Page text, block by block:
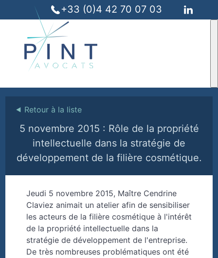
+33 (0)4 42 70 07 03
⯇ Retour à la liste
5 novembre 2015 : Rôle de la propriété
intellectuelle dans la stratégie de
développement de la filière cosmétique.
Jeudi 5 novembre 2015, Maître Cendrine
Claviez animait un atelier afin de sensibiliser
les acteurs de la filière cosmétique à l'intérêt
de la propriété intellectuelle dans la
stratégie de développement de l'entreprise.
De très nombreuses problématiques ont été